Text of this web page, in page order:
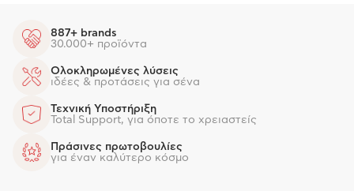
887+ brands
30.000+ προϊόντα
Ολοκληρωμένες λύσεις
ιδέες & προτάσεις για σένα
Τεχνική Υποστήριξη
Total Support, για όποτε το χρειαστείς
Πράσινες πρωτοβουλίες
για έναν καλύτερο κόσμο